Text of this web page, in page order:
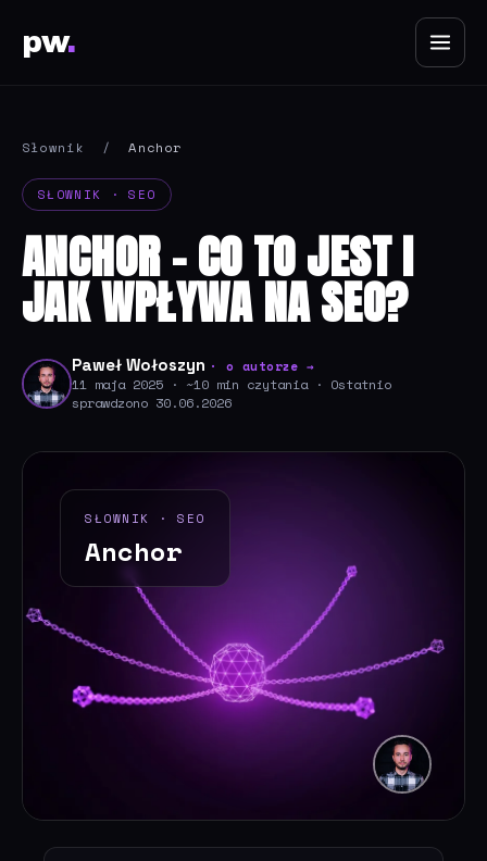
pw.
Słownik /Anchor
SŁOWNIK · SEO
ANCHOR - CO TO JEST I
JAK WPŁYWA NA SEO?
Paweł Wołoszyn · o autorze →
11 maja 2025 · ~10 min czytania · Ostatnio
sprawdzono 30.06.2026
SŁOWNIK · SEO
Anchor